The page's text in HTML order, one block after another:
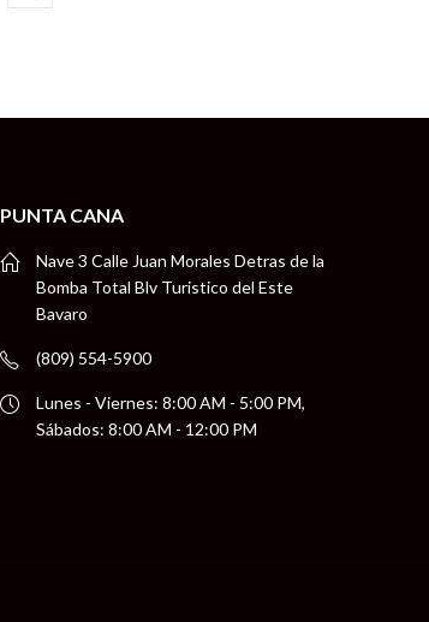
PUNTA CANA
Nave 3 Calle Juan Morales Detras de la
Bomba Total Blv Turistico del Este
Bavaro
(809) 554-5900
Lunes - Viernes: 8:00 AM - 5:00 PM,
Sábados: 8:00 AM - 12:00 PM